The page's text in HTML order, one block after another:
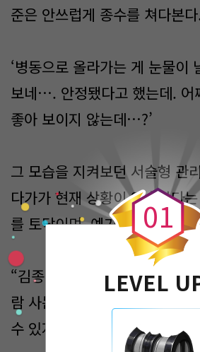
준은 안쓰럽게 종수를 쳐다본
‘병동으로 올라가는 게 눈물이
보네…. 안정됐다고 했는데.
좋아 보이지 않는데…?’
그 모습을 지켜보던 서술형 관
다가가 현재 상황이 익숙하다
를 토닥이며, 예기한다.
“김종수님. 두려워 않으셔도
람 사는 곳이에요. 폐쇄 병동이
수 있지만, 금방 편안해질 겁니
0
0
1
LEVEL